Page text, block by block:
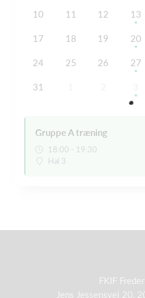
10 11 12 13
17 18 19 20
24 25 26 27
31
Gruppe A træning
18:00 - 19:30
Hal 3
FKIF
Jens Jessensvej 20,